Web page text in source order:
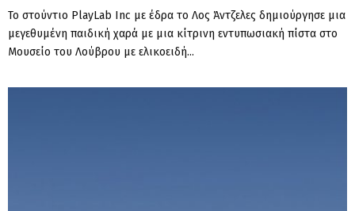
Το στούντιο PlayLab Inc με έδρα το Λος Άντζελες δημιούργησε μια
μεγεθυμένη παιδική χαρά με μια κίτρινη εντυπωσιακή πίστα στο
Μουσείο του Λούβρου με ελικοειδή...